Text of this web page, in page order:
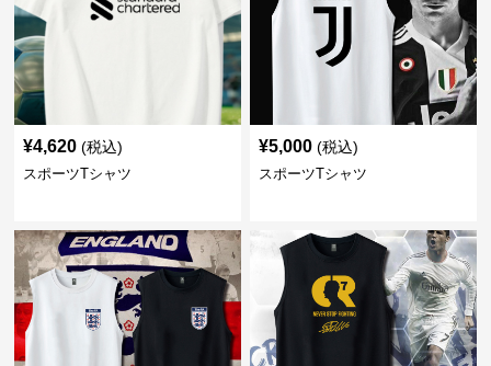
¥4,620 (税込)
スポーツTシャツ
¥5,000 (税込)
スポーツTシャツ